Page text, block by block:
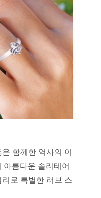
함께한 역사의 이
아름다운 솔리테어
로 특별한 러브 스